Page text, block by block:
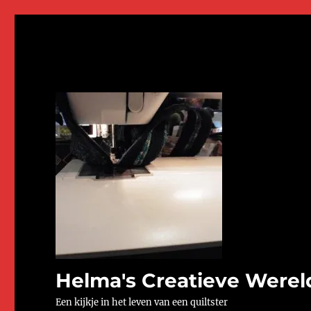
Helma's Creatieve
Een kijkje in het leven van een quiltster